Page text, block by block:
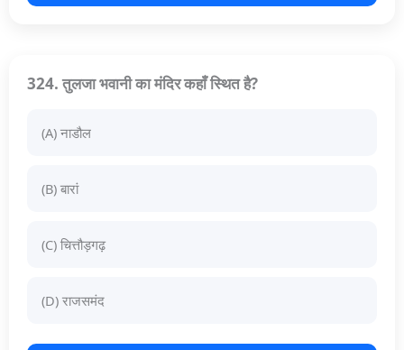
324. तुलजा भवानी का मंदिर कहाँ स्थित है?
(A) नाडौल
(B) बारां
(C) चित्तौड़गढ़
(D) राजसमंद